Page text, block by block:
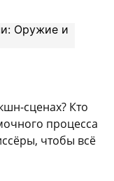
сценах? Кто
процесса
чтобы всё